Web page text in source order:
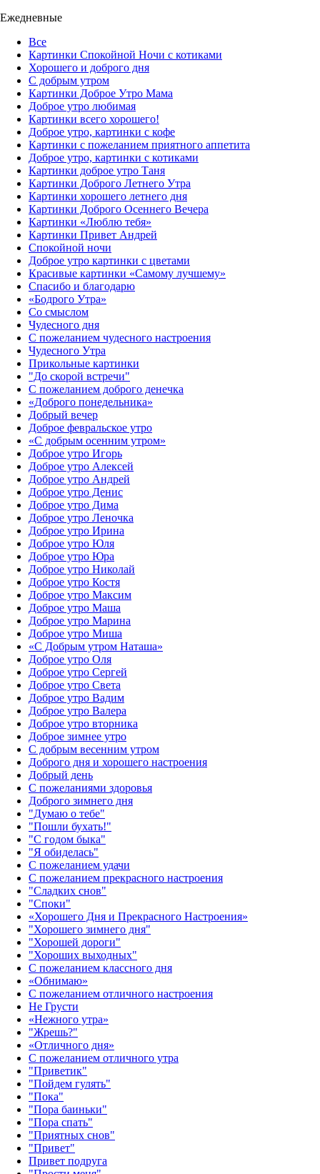
Ежедневные
Все
Картинки Спокойной Ночи с котиками
Хорошего и доброго дня
С добрым утром
Картинки Доброе Утро Мама
Доброе утро любимая
Картинки всего хорошего!
Доброе утро, картинки с кофе
Картинки с пожеланием приятного аппетита
Доброе утро, картинки с котиками
Картинки доброе утро Таня
Картинки Доброго Летнего Утра
Картинки хорошего летнего дня
Картинки Доброго Осеннего Вечера
Картинки «Люблю тебя»
Картинки Привет Андрей
Спокойной ночи
Доброе утро картинки с цветами
Красивые картинки «Самому лучшему»
Спасибо и благодарю
«‎Бодрого Утра»‎
Со смыслом
Чудесного дня
С пожеланием чудесного настроения
Чудесного Утра
Прикольные картинки
"До скорой встречи"
С пожеланием доброго денечка
«Доброго понедельника»‎
Добрый вечер
Доброе февральское утро
«С добрым осенним утром»‎
Доброе утро Игорь
Доброе утро Алексей
Доброе утро Андрей
Доброе утро Денис
Доброе утро Дима
Доброе утро Леночка
Доброе утро Ирина
Доброе утро Юля
Доброе утро Юра
Доброе утро Николай
Доброе утро Костя
Доброе утро Максим
Доброе утро Маша
Доброе утро Марина
Доброе утро Миша
«С Добрым утром Наташа»
Доброе утро Оля
Доброе утро Сергей
Доброе утро Света
Доброе утро Вадим
Доброе утро Валера
Доброе утро вторника
Доброе зимнее утро
С добрым весенним утром
Доброго дня и хорошего настроения
Добрый день
С пожеланиями здоровья
Доброго зимнего дня
"Думаю о тебе"
"Пошли бухать!"
"С годом быка"
"Я обиделась"
С пожеланием удачи
С пожеланием прекрасного настроения
"Сладких снов"
"Споки"
«Хорошего Дня и Прекрасного Настроения»
"Хорошего зимнего дня"
"Хорошей дороги"
"Хороших выходных"
С пожеланием классного дня
«Обнимаю»
С пожеланием отличного настроения
Не Грусти
«Нежного утра»‎
"Жрешь?"
«Отличного дня»‎
С пожеланием отличного утра
"Приветик"
"Пойдем гулять"
"Пока"
"Пора баиньки"
"Пора спать"
"Приятных снов"
"Привет"
Привет подруга